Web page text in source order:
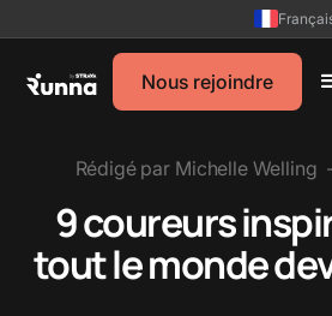
Nous rejoindre
Rédigé par Michelle Welling -
9 coureurs
tout le monde